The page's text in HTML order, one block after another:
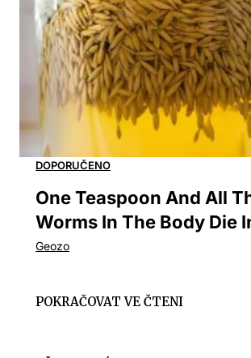
One Teaspoon And All
Worms In The Body Die